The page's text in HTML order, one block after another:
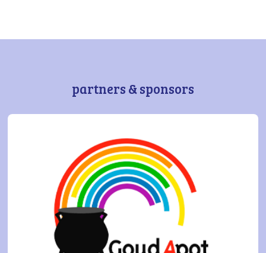
partners & sponsors